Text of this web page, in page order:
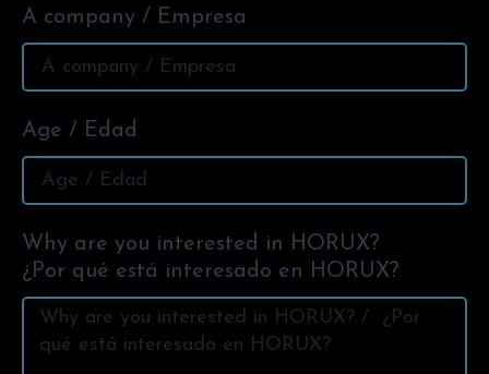
A company / Empresa
Age / Edad
Why are you interested in HORUX?
¿Por qué está interesado en HORUX?